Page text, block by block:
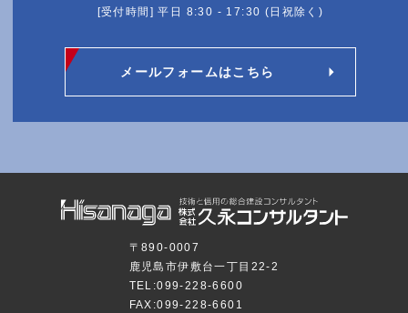
[受付時間] 平日 8:30 - 17:30 (日祝除く)
メールフォームはこちら
〒890-0007
鹿児島市伊敷台一丁目22-2
TEL:099-228-6600
FAX:099-228-6601